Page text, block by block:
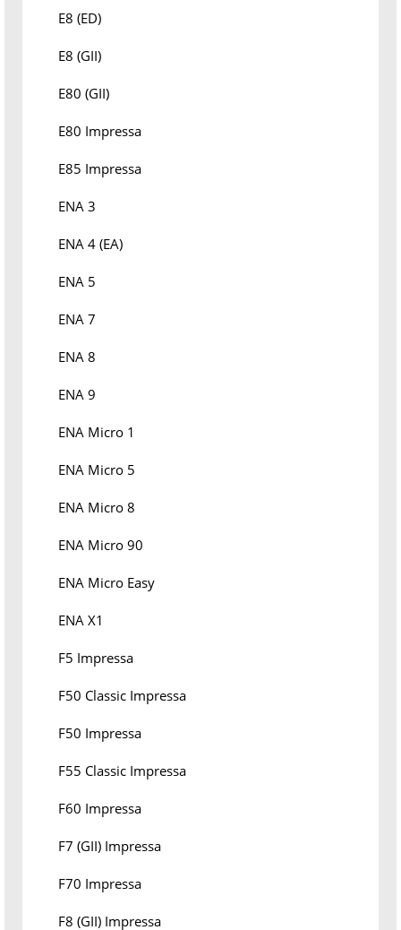
E8 (ED)
E8 (GII)
E80 (GII)
E80 Impressa
E85 Impressa
ENA 3
ENA 4 (EA)
ENA 5
ENA 7
ENA 8
ENA 9
ENA Micro 1
ENA Micro 5
ENA Micro 8
ENA Micro 90
ENA Micro Easy
ENA X1
F5 Impressa
F50 Classic Impressa
F50 Impressa
F55 Classic Impressa
F60 Impressa
F7 (GII) Impressa
F70 Impressa
F8 (GII) Impressa